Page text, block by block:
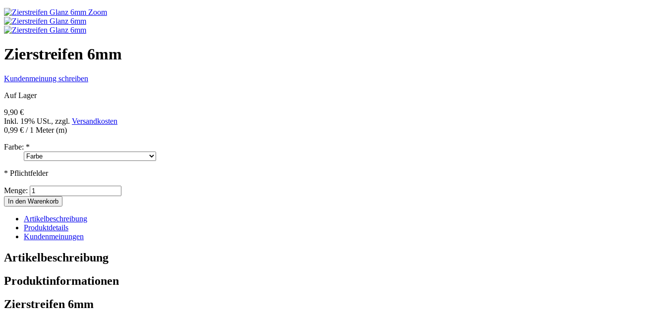
Zoom
Zierstreifen 6mm
Kundenmeinung schreiben
Auf Lager
9,90 €
Inkl. 19% USt., zzgl. Versandkosten
0,99 € / 1 Meter (m)
Farbe: *
* Pflichtfelder
Menge:
In den Warenkorb
Artikelbeschreibung
Produktdetails
Kundenmeinungen
Artikelbeschreibung
Produktinformationen
Zierstreifen 6mm